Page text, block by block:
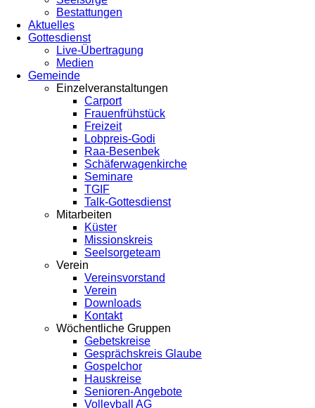
Bestattungen
Aktuelles
Gottesdienst
Live-Übertragung
Medien
Gemeinde
Einzelveranstaltungen
Carport
Frauenfrühstück
Freizeit
Lobpreis-Godi
Raa-Besenbek
Schäferwagenkirche
Seminare
TGIF
Talk-Gottesdienst
Mitarbeiten
Küster
Missionskreis
Seelsorgeteam
Verein
Vereinsvorstand
Verein
Downloads
Kontakt
Wöchentliche Gruppen
Gebetskreise
Gesprächskreis Glaube
Gospelchor
Hauskreise
Senioren-Angebote
Volleyball AG